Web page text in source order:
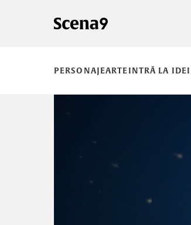
PERSONAJEARTEINTRĂ LA IDEI